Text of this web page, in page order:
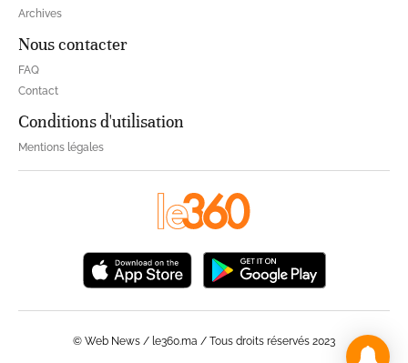
Archives
Nous contacter
FAQ
Contact
Conditions d'utilisation
Mentions légales
© Web News / le360.ma / Tous droits réservés 2023